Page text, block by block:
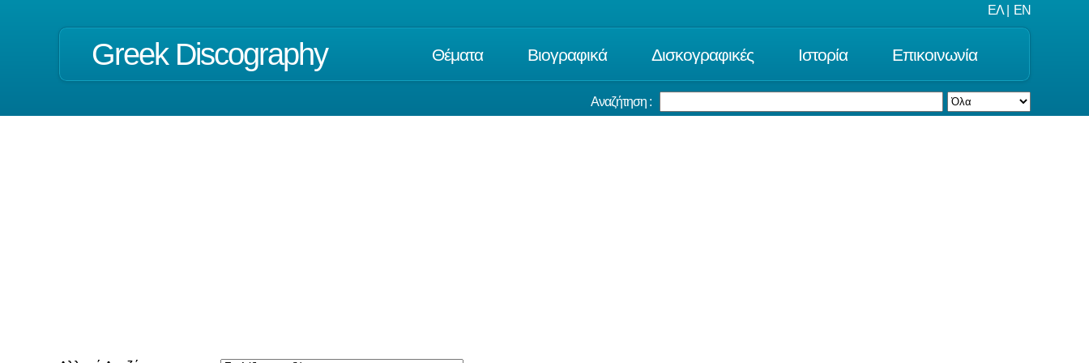
ΕΛ EN
Greek Discography Θέματα Βιογραφικά Δισκογραφικές Ιστορία Επικοινωνία
Αναζήτηση :